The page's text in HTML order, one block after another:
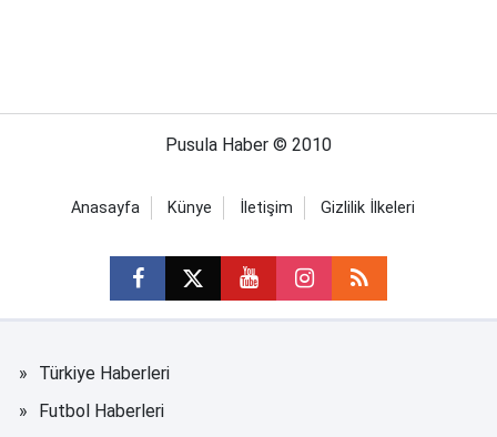
Pusula Haber © 2010
Anasayfa Künye İletişim Gizlilik İlkeleri
Türkiye Haberleri
Futbol Haberleri